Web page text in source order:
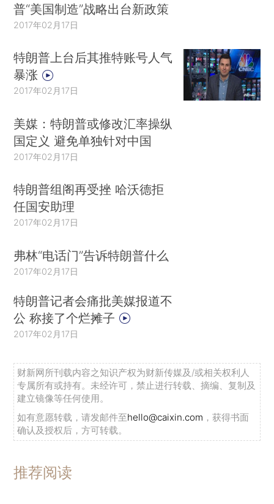
普“美国制造”战略出台新政策
2017年02月17日
特朗普上台后其推特账号人气
暴涨
2017年02月17日
美媒：特朗普或修改汇率操纵
国定义 避免单独针对中国
2017年02月17日
特朗普组阁再受挫 哈沃德拒
任国安助理
2017年02月17日
弗林“电话门”告诉特朗普什么
2017年02月17日
特朗普记者会痛批美媒报道不
公 称接了个烂摊子
2017年02月17日
财新网所刊载内容之知识产权为财新传媒及/或相关权利人
专属所有或持有。未经许可，禁止进行转载、摘编、复制及
建立镜像等任何使用。
如有意愿转载，请发邮件至hello@caixin.com ，获得书面
确认及授权后，方可转载。
推荐阅读